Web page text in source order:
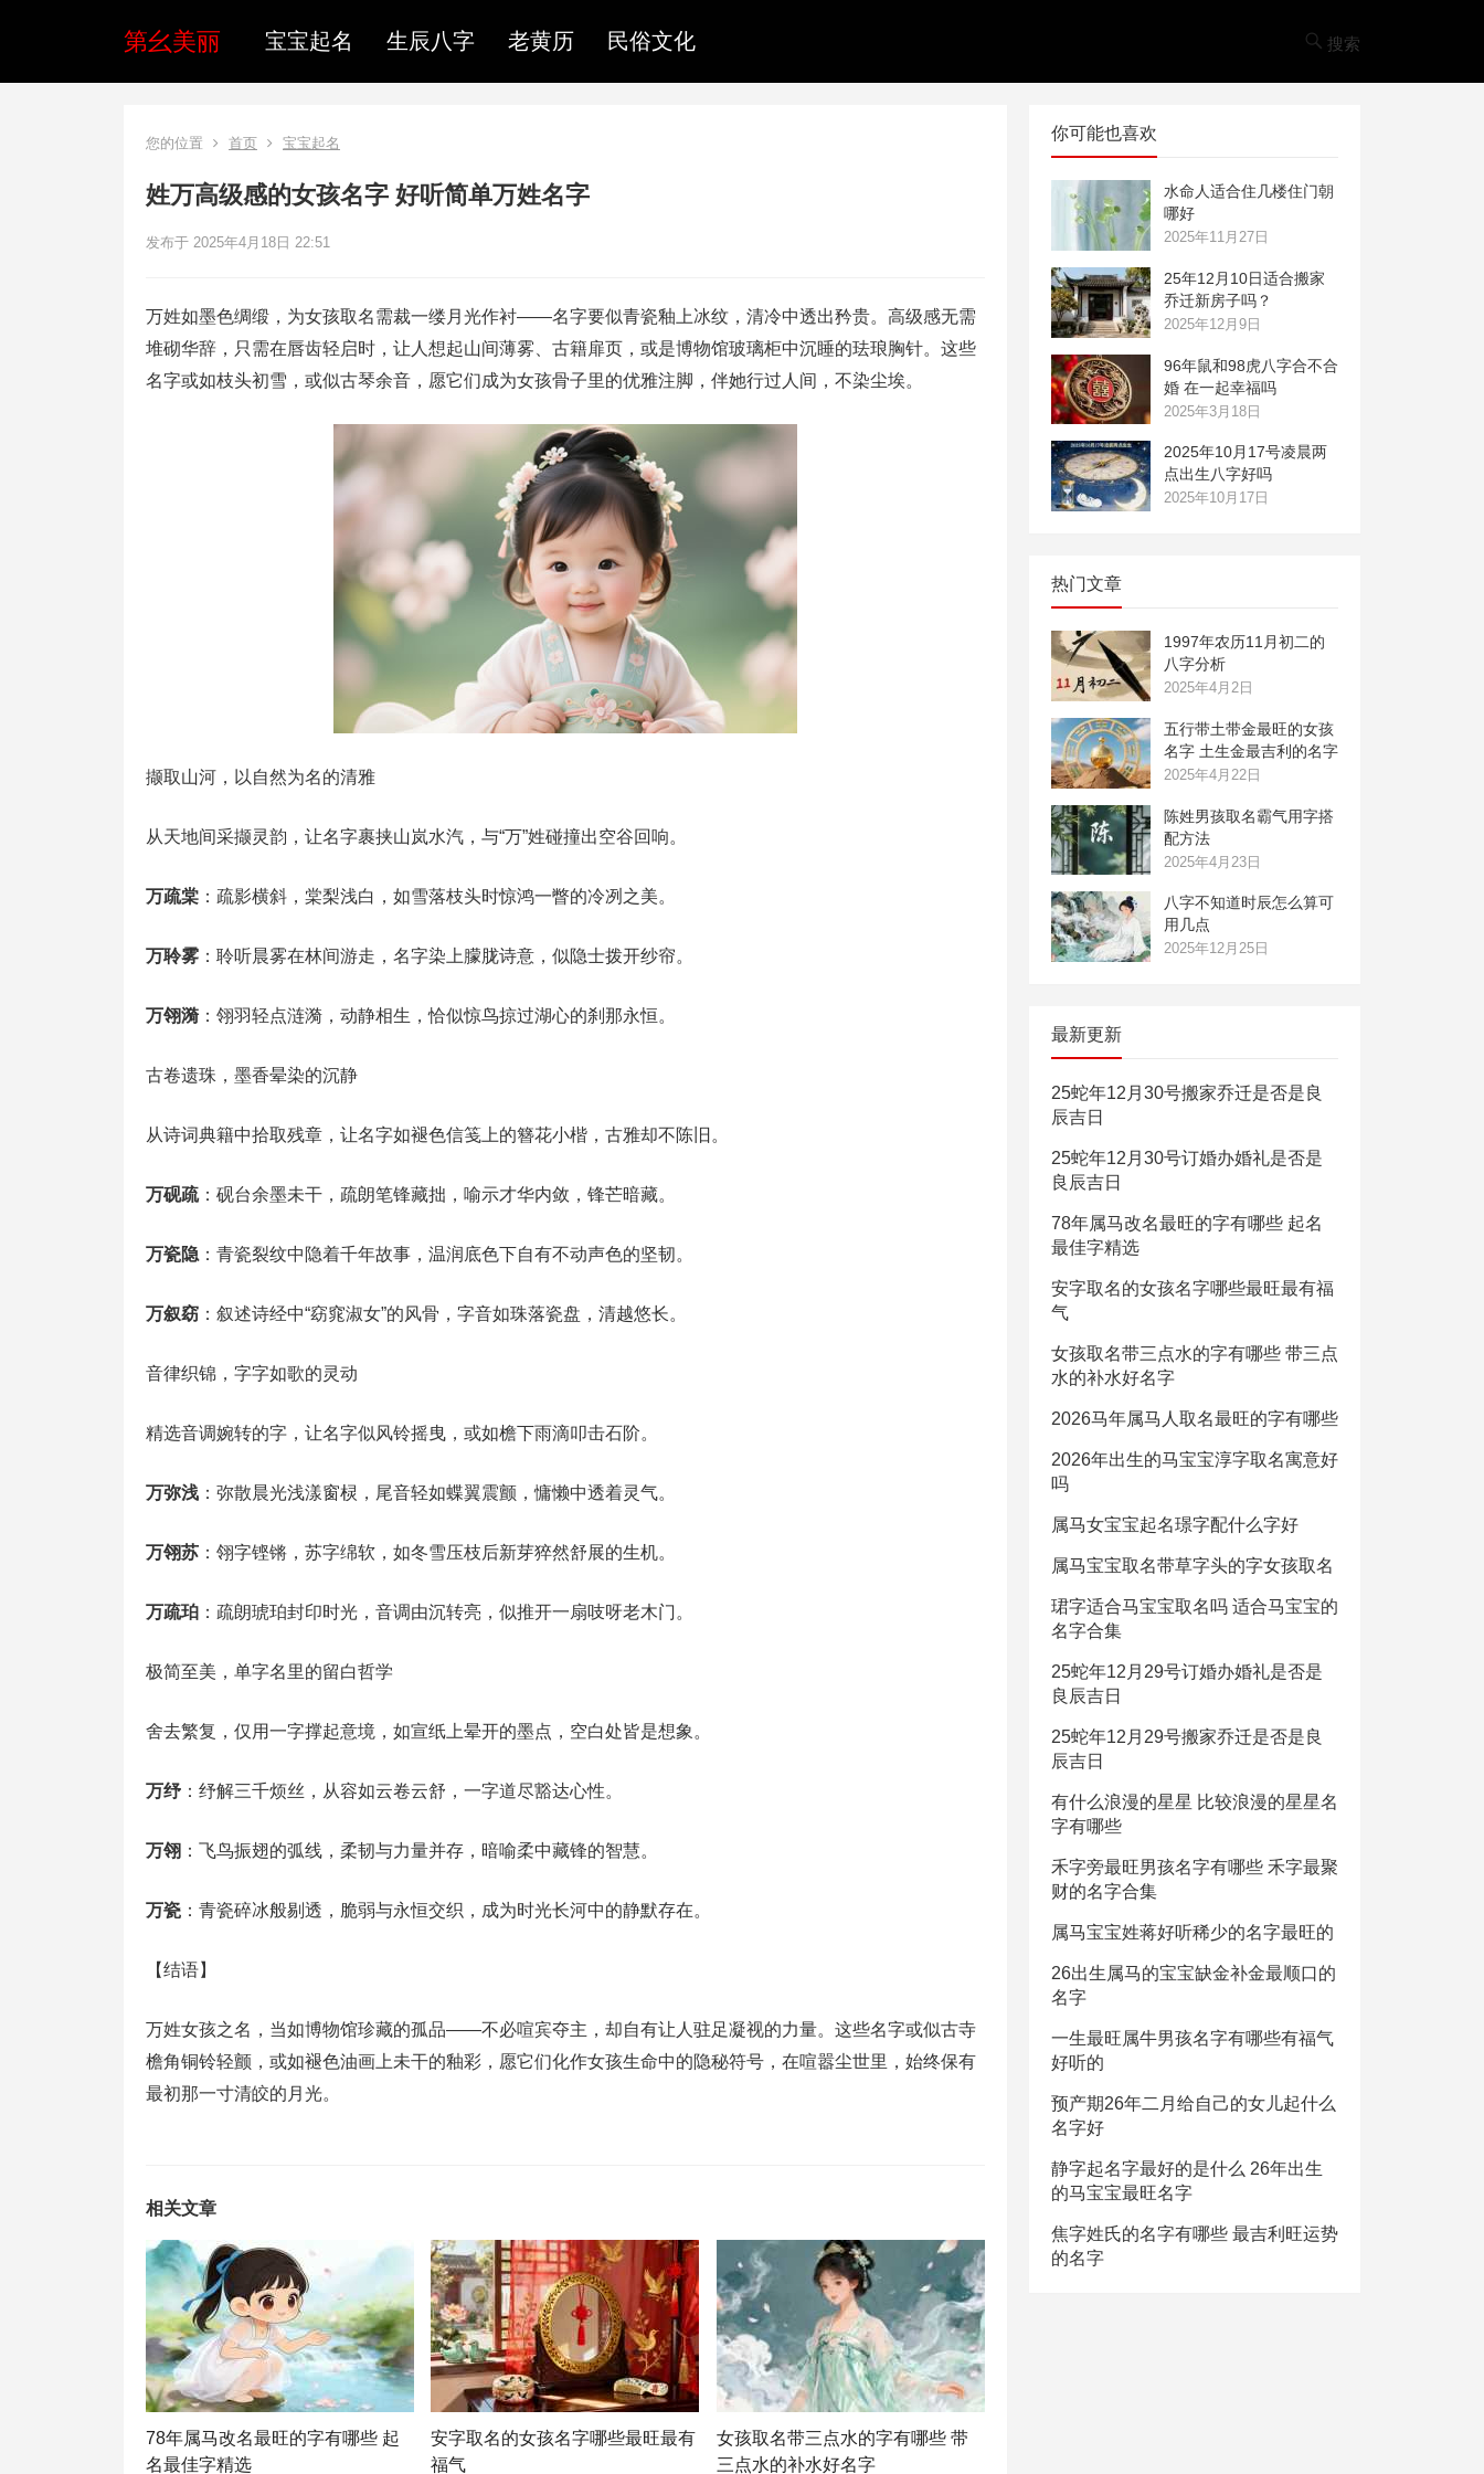
第幺美丽 宝宝起名 生辰八字 老黄历 民俗文化 搜索
您的位置 首页 宝宝起名
姓万高级感的女孩名字 好听简单万姓名字
发布于 2025年4月18日 22:51
万姓如墨色绸缎，为女孩取名需裁一缕月光作衬——名字要似青瓷釉上冰纹，清冷中透出矜贵。高级感无需
堆砌华辞，只需在唇齿轻启时，让人想起山间薄雾、古籍扉页，或是博物馆玻璃柜中沉睡的珐琅胸针。这些
名字或如枝头初雪，或似古琴余音，愿它们成为女孩骨子里的优雅注脚，伴她行过人间，不染尘埃。
撷取山河，以自然为名的清雅
从天地间采撷灵韵，让名字裹挟山岚水汽，与“万”姓碰撞出空谷回响。
万疏棠 ：疏影横斜，棠梨浅白，如雪落枝头时惊鸿一瞥的冷冽之美。
万聆雾 ：聆听晨雾在林间游走，名字染上朦胧诗意，似隐士拨开纱帘。
万翎漪 ：翎羽轻点涟漪，动静相生，恰似惊鸟掠过湖心的刹那永恒。
古卷遗珠，墨香晕染的沉静
从诗词典籍中拾取残章，让名字如褪色信笺上的簪花小楷，古雅却不陈旧。
万砚疏：砚台余墨未干，疏朗笔锋藏拙，喻示才华内敛，锋芒暗藏。
万瓷隐 ：青瓷裂纹中隐着千年故事，温润底色下自有不动声色的坚韧。
万叙窈 ：叙述诗经中“窈窕淑女”的风骨，字音如珠落瓷盘，清越悠长。
音律织锦，字字如歌的灵动
精选音调婉转的字，让名字似风铃摇曳，或如檐下雨滴叩击石阶。
万弥浅 ：弥散晨光浅漾窗棂，尾音轻如蝶翼震颤，慵懒中透着灵气。
万翎苏 ：翎字铿锵，苏字绵软，如冬雪压枝后新芽猝然舒展的生机。
万疏珀 ：疏朗琥珀封印时光，音调由沉转亮，似推开一扇吱呀老木门。
极简至美，单字名里的留白哲学
舍去繁复，仅用一字撑起意境，如宣纸上晕开的墨点，空白处皆是想象。
万纾 ：纾解三千烦丝，从容如云卷云舒，一字道尽豁达心性。
万翎 ：飞鸟振翅的弧线，柔韧与力量并存，暗喻柔中藏锋的智慧。
万瓷 ：青瓷碎冰般剔透，脆弱与永恒交织，成为时光长河中的静默存在。
【结语】
万姓女孩之名，当如博物馆珍藏的孤品——不必喧宾夺主，却自有让人驻足凝视的力量。这些名字或似古寺
檐角铜铃轻颤，或如褪色油画上未干的釉彩，愿它们化作女孩生命中的隐秘符号，在喧嚣尘世里，始终保有
最初那一寸清皎的月光。
相关文章
78年属马改名最旺的字有哪些 起
名最佳字精选
安字取名的女孩名字哪些最旺最有
福气
女孩取名带三点水的字有哪些 带
三点水的补水好名字
你可能也喜欢
水命人适合住几楼住门朝
哪好
2025年11月27日
25年12月10日适合搬家
乔迁新房子吗？
2025年12月9日
96年鼠和98虎八字合不合
婚 在一起幸福吗
2025年3月18日
2025年10月17号凌晨两
点出生八字好吗
2025年10月17日
热门文章
1997年农历11月初二的
八字分析
2025年4月2日
五行带土带金最旺的女孩
名字 土生金最吉利的名字
2025年4月22日
陈姓男孩取名霸气用字搭
配方法
2025年4月23日
八字不知道时辰怎么算可
用几点
2025年12月25日
最新更新
25蛇年12月30号搬家乔迁是否是良
辰吉日
25蛇年12月30号订婚办婚礼是否是
良辰吉日
78年属马改名最旺的字有哪些 起名
最佳字精选
安字取名的女孩名字哪些最旺最有福
气
女孩取名带三点水的字有哪些 带三点
水的补水好名字
2026马年属马人取名最旺的字有哪些
2026年出生的马宝宝淳字取名寓意好
吗
属马女宝宝起名璟字配什么字好
属马宝宝取名带草字头的字女孩取名
珺字适合马宝宝取名吗 适合马宝宝的
名字合集
25蛇年12月29号订婚办婚礼是否是
良辰吉日
25蛇年12月29号搬家乔迁是否是良
辰吉日
有什么浪漫的星星 比较浪漫的星星名
字有哪些
禾字旁最旺男孩名字有哪些 禾字最聚
财的名字合集
属马宝宝姓蒋好听稀少的名字最旺的
26出生属马的宝宝缺金补金最顺口的
名字
一生最旺属牛男孩名字有哪些有福气
好听的
预产期26年二月给自己的女儿起什么
名字好
静字起名字最好的是什么 26年出生
的马宝宝最旺名字
焦字姓氏的名字有哪些 最吉利旺运势
的名字